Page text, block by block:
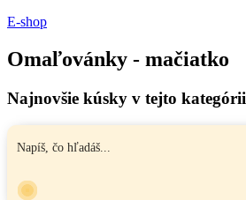
E-shop
Omaľovánky - mačiatko
Najnovšie kúsky v tejto kategórii